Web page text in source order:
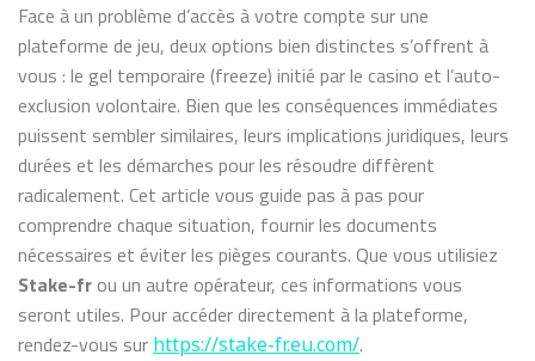
Face à un problème d’accès à votre compte sur une
plateforme de jeu, deux options bien distinctes s’offrent à
vous : le gel temporaire (freeze) initié par le casino et l’auto-
exclusion volontaire. Bien que les conséquences immédiates
puissent sembler similaires, leurs implications juridiques, leurs
durées et les démarches pour les résoudre diffèrent
radicalement. Cet article vous guide pas à pas pour
comprendre chaque situation, fournir les documents
nécessaires et éviter les pièges courants. Que vous utilisiez
Stake-fr ou un autre opérateur, ces informations vous
seront utiles. Pour accéder directement à la plateforme,
rendez-vous sur https://stake-fr.eu.com/.